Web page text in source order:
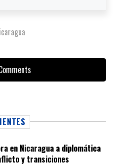
en Nicaragua a diplomática
y transiciones